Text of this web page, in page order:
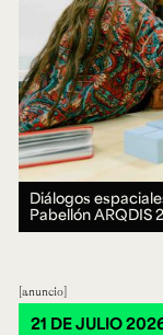
Diálogos
Pabellón ARQDIS
anuncio
21 DE JULIO